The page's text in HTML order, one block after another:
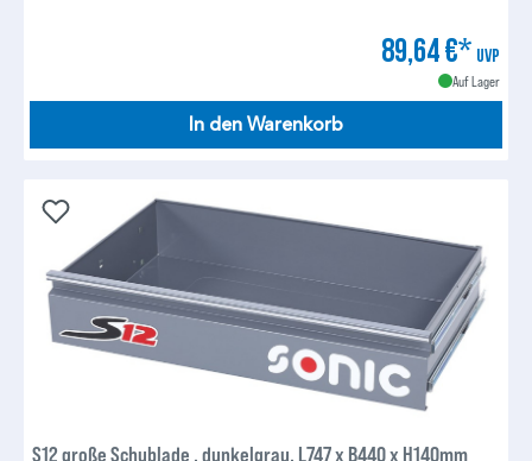
89,64 €* UVP
Auf Lager
In den Warenkorb
S12 große Schublade , dunkelgrau, L747 x B440 x H140mm